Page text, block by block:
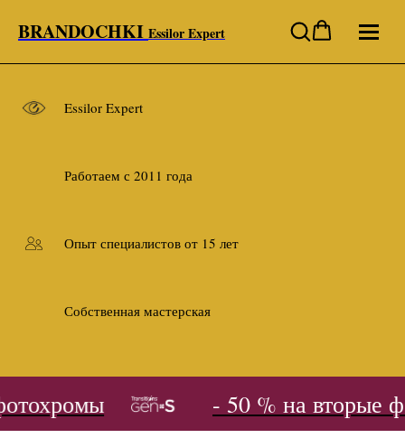
BRANDOCHKI Essilor Expert
Essilor Expert
Работаем с 2011 года
Опыт специалистов от 15 лет
Собственная мастерская
- 50 % на вторые